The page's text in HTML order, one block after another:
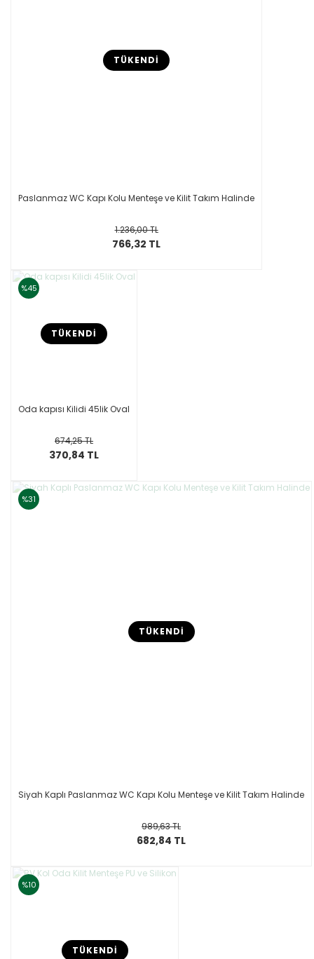
TÜKENDİ
Paslanmaz WC Kapı Kolu Menteşe ve Kilit Takım Halinde
1.236,00 TL
766,32 TL
%45
TÜKENDİ
Oda kapısı Kilidi 45lik Oval
674,25 TL
370,84 TL
%31
TÜKENDİ
Siyah Kaplı Paslanmaz WC Kapı Kolu Menteşe ve Kilit Takım Halinde
989,63 TL
682,84 TL
%10
TÜKENDİ